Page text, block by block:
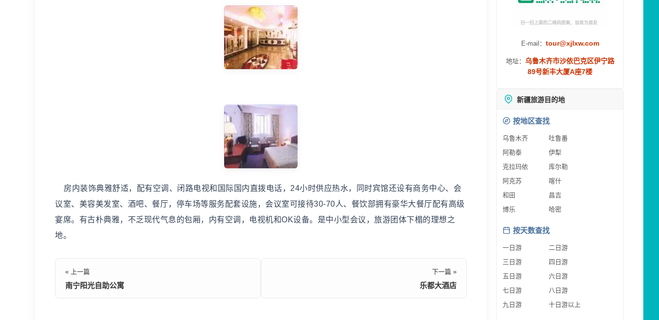
房内装饰典雅舒适，配有空调、闭路电视和国际国内直拨电话，24小时供应热水，同时宾馆还设有商务中心、会
议室、美容美发室、酒吧、餐厅，停车场等服务配套设施，会议室可接待30-70人、餐饮部拥有豪华大餐厅配有高级
宴席。有古朴典雅，不乏现代气息的包厢，内有空调，电视机和OK设备。是中小型会议，旅游团体下榻的理想之
地。
« 上一篇
南宁阳光自助公寓
下一篇 »
乐都大酒店
E-mail： tour@xjlxw.com
地址： 乌鲁木齐市沙依巴克区伊宁路
89号新丰大厦A座7楼
新疆旅游目的地
按地区查找
乌鲁木齐
吐鲁番
阿勒泰
伊犁
克拉玛依
库尔勒
阿克苏
喀什
和田
昌吉
博乐
哈密
按天数查找
一日游
二日游
三日游
四日游
五日游
六日游
七日游
八日游
九日游
十日游以上